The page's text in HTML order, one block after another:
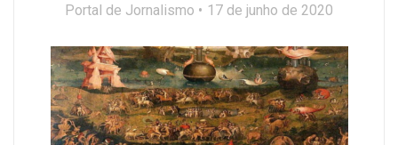
Portal de Jornalismo 17 de junho de 2020